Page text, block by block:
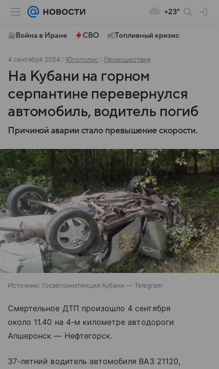
+23°
Война в Иране СВО Топливный кризис
4 сентября 2024 Югополис Происшествия
На Кубани на горном
серпантине перевернулся
автомобиль, водитель погиб
Причиной аварии стало превышение скорости.
Источник: Госавтоинспекция Кубани — Telegram
Смертельное ДТП произошло 4 сентября
около 11.40 на 4-м километре автодороги
Апшеронск — Нефтегорск.
37-летний водитель автомобиля ВАЗ 21120,